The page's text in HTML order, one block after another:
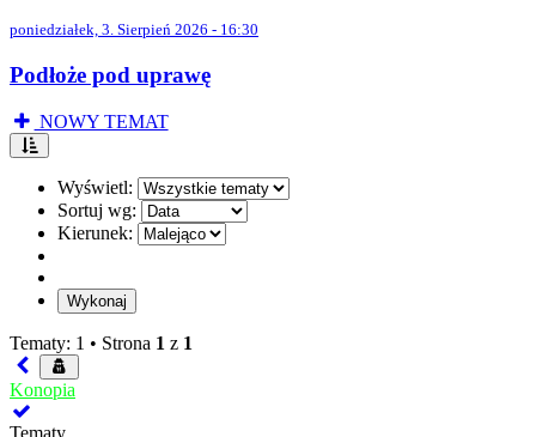
poniedziałek, 3. Sierpień 2026 - 16:30
Podłoże pod uprawę
NOWY TEMAT
Wyświetl:
Sortuj wg:
Kierunek:
Tematy: 1 • Strona 1 z 1
Konopia
Tematy